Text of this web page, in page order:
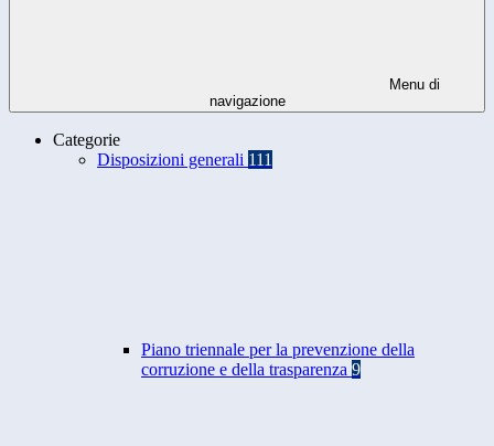
Menu di
navigazione
Categorie
Disposizioni generali 111
Piano triennale per la prevenzione della
corruzione e della trasparenza 9